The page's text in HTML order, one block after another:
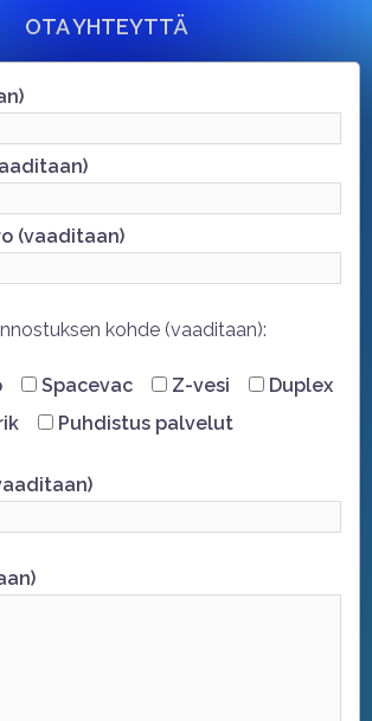
OTA YHTEYTTÄ
(vaaditaan)
kohde (vaaditaan):
Spacevac Z-vesi
Duplex
Puhdistus palvelut